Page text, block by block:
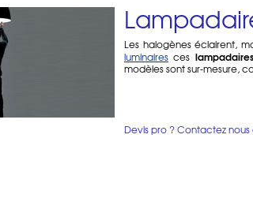
Les halogènes éclairent,
luminaires ces
modèles sont sur-mesure,
Heureusement, les
Devis pro ? Contactez nous